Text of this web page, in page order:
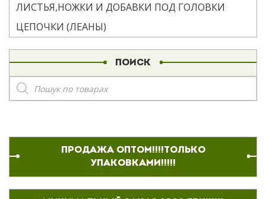
ЛИСТЬЯ,НОЖКИ И ДОБАВКИ ПОД ГОЛОВКИ
ЦЕПОЧКИ (ЛЕАНЫ)
ПОИСК
Поиск
товаров
ПРОДАЖА ОПТОМ!!!!ТОЛЬКО
УПАКОВКАМИ!!!!!